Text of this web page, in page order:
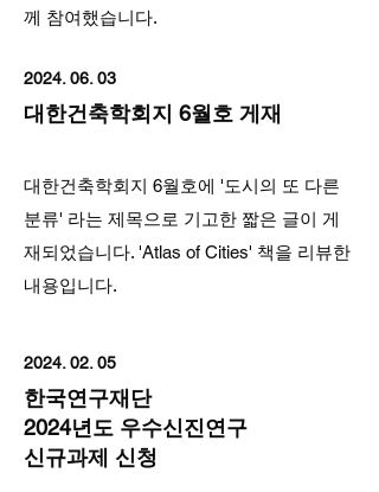
께 참여했습니다.
2024. 06. 03
대한건축학회지 6월호 게재
대한건축학회지 6월호에 '도시의 또 다른
분류' 라는 제목으로 기고한 짧은 글이 게
재되었습니다. 'Atlas of Cities' 책을 리뷰한
내용입니다.
2024. 02. 05
한국연구재단
2024년도 우수신진연구
신규과제 신청